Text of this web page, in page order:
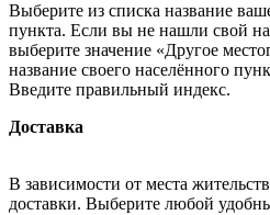
Выберите из списка название
пункта. Если вы не нашли свой
выберите значение «Другое
название своего населённого
Введите правильный индекс.
Доставка
В зависимости от места
доставки. Выберите любой